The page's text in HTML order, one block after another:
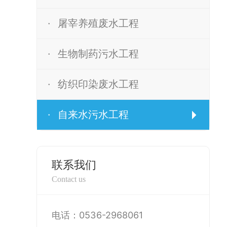
· 屠宰养殖废水工程
· 生物制药污水工程
· 纺织印染废水工程
· 自来水污水工程
联系我们
Contact us
电话：0536-2968061